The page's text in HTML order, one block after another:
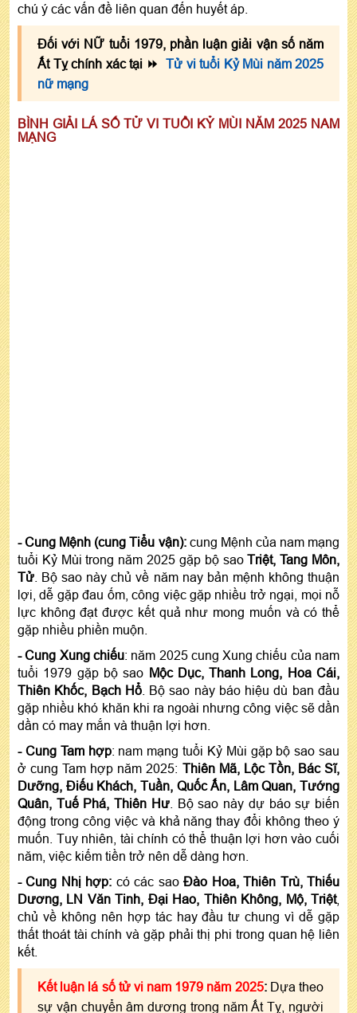
chú ý các vấn đề liên quan đến huyết áp.
Đối với NỮ tuổi 1979, phần luận giải vận số năm
Ất Tỵ chính xác tại ⏩ Tử vi tuổi Kỷ Mùi năm 2025
nữ mạng
BÌNH GIẢI LÁ SỐ TỬ VI TUỔI KỶ MÙI NĂM 2025 NAM
MẠNG
- Cung Mệnh (cung Tiểu vận): cung Mệnh của nam mạng
tuổi Kỷ Mùi trong năm 2025 gặp bộ saoTriệt, Tang Môn,
Tử . Bộ sao này chủ về năm nay bản mệnh không thuận
lợi, dễ gặp đau ốm, công việc gặp nhiều trở ngại, mọi nỗ
lực không đạt được kết quả như mong muốn và có thể
gặp nhiều phiền muộn.
- Cung Xung chiếu: năm 2025 cung Xung chiếu của nam
tuổi 1979 gặp bộ sao Mộc Dục, Thanh Long, Hoa Cái,
Thiên Khốc, Bạch Hổ. Bộ sao này báo hiệu dù ban đầu
gặp nhiều khó khăn khi ra ngoài nhưng công việc sẽ dần
dần có may mắn và thuận lợi hơn.
- Cung Tam hợp: nam mạng tuổi Kỷ Mùi gặp bộ sao sau
ở cung Tam hợp năm 2025: Thiên Mã, Lộc Tồn, Bác Sĩ,
Dưỡng, Điếu Khách, Tuần, Quốc Ấn, Lâm Quan, Tướng
Quân, Tuế Phá, Thiên Hư. Bộ sao này dự báo sự biến
động trong công việc và khả năng thay đổi không theo ý
muốn. Tuy nhiên, tài chính có thể thuận lợi hơn vào cuối
năm, việc kiếm tiền trở nên dễ dàng hơn.
- Cung Nhị hợp: có các saoĐào Hoa, Thiên Trù, Thiếu
Dương, LN Văn Tinh, Đại Hao, Thiên Không, Mộ, Triệt,
chủ về không nên hợp tác hay đầu tư chung vì dễ gặp
thất thoát tài chính và gặp phải thị phi trong quan hệ liên
kết.
Kết luận lá số tử vi nam 1979 năm 2025:Dựa theo
sự vận chuyển âm dương trong năm Ất Tỵ, người